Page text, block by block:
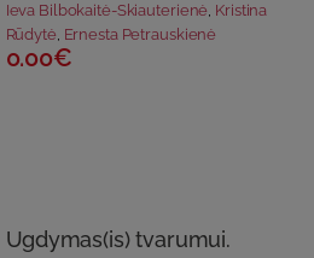
Ieva Bilbokaitė-Skiauterienė, Kristina
Rūdytė Ernesta Petrauskienė
0.00€
Ugdymas(is) tvarumui.